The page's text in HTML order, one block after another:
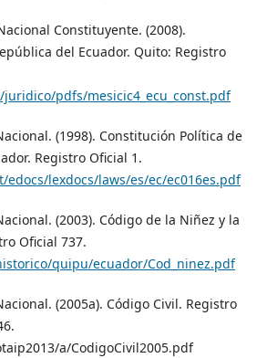
Constituyente. (2008).
del Ecuador. Quito: Registro
pdfs/mesicic4_ecu_const.pdf
(1998). Constitución Política de
Registro Oficial 1.
lexdocs/laws/es/ec/ec016es.pdf
(2003). Código de la Niñez y la
Oficial 737.
quipu/ecuador/Cod_ninez.pdf
(2005a). Código Civil. Registro
a/CodigoCivil2005.pdf